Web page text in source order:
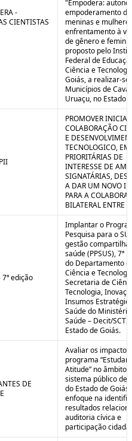
-
CIENTISTAS
"Empodera:
empoderamento de
meninas e
enfrentamento à
de gênero e
proposto pelo
Federal de
Ciência e
Goiás, a realizar-se
Municípios de
Uruaçu, no Estado
PROMOVER
COLABORAÇÃO
E
TECNOLOGICO, EM
PRIORITÁRIAS DE
INTERESSE DE
SIGNATÁRIAS,
A DAR UM NOVO
PARA A
BILATERAL ENTRE
7ª edição
Implantar o
Pesquisa para o
gestão
saúde (PPSUS), 7ª
do Departamento
Ciência e
Secretaria de
Tecnologia,
Insumos
Saúde do
Saúde – Decit/
Estado de Goiás.
DE
Avaliar os impactos
programa
Atitude” no âmbito
sistema público de
do Estado de
enfoque na
resultados
auditoria cívica e
participação cidadã